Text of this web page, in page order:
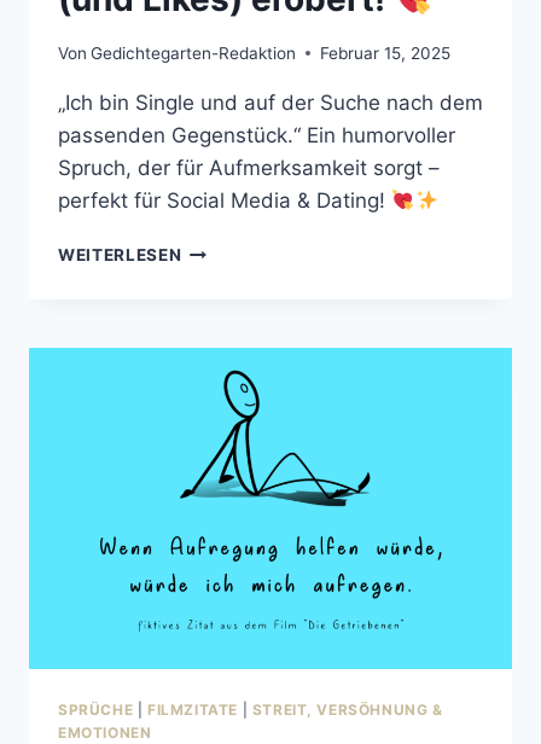
Von Gedichtegarten-Redaktion Februar 15, 2025
„Ich bin Single und auf der Suche nach dem
passenden Gegenstück.“ Ein humorvoller
Spruch, der für Aufmerksamkeit sorgt –
perfekt für Social Media & Dating!
WEITERLESEN „ICH
AUF
SUCHE
NACH
DEM
PASSENDEN
GEGENSTÜCK.“
EIN
SPRUCH,
HERZEN
EROBERT!
SPRÜCHE FILMZITATE
STREIT, VERSÖHNUNG &
EMOTIONEN